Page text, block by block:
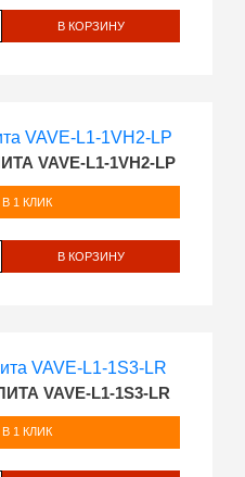
В КОРЗИНУ
VAVE-L1-1VH2-LP
1 КЛИК
В КОРЗИНУ
VAVE-L1-1S3-LR
1 КЛИК